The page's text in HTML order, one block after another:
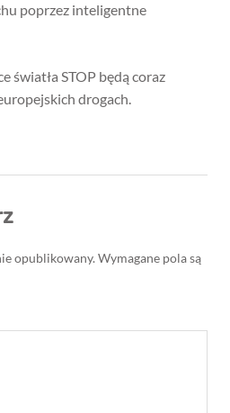
poprzez inteligentne
światła STOP będą coraz
drogach.
opublikowany. Wymagane pola są